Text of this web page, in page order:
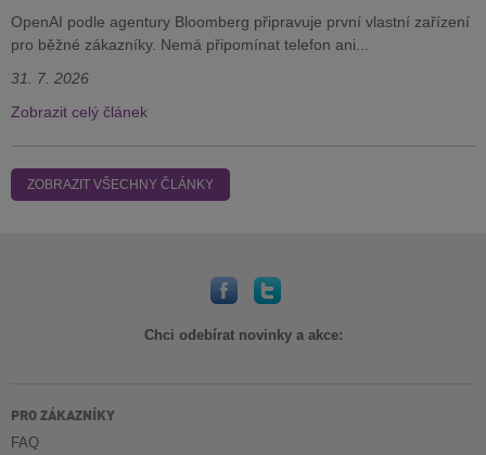
OpenAI podle agentury Bloomberg připravuje první vlastní zařízení
pro běžné zákazníky. Nemá připomínat telefon ani...
31. 7. 2026
Zobrazit celý článek
ZOBRAZIT VŠECHNY ČLÁNKY
Chci odebírat novinky a akce:
PRO ZÁKAZNÍKY
FAQ